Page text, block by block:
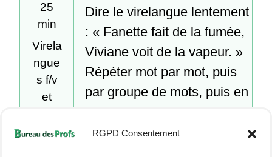
RGPD Consentement
25
min
Virela
ngue
s f/v
et
ation
Dire le virelangue lentement
: « Fanette fait de la fumée,
Viviane voit de la vapeur. »
Répéter mot par mot, puis
par groupe de mots, puis en
accélérant progressivement.
Demander à chaque élève